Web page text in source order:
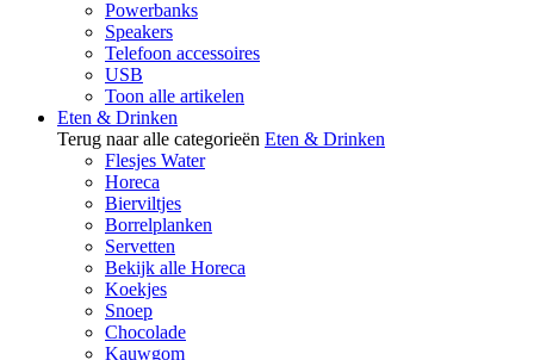
Powerbanks
Speakers
Telefoon accessoires
USB
Toon alle artikelen
Eten & Drinken
Terug naar alle categorieën Eten & Drinken
Flesjes Water
Horeca
Bierviltjes
Borrelplanken
Servetten
Bekijk alle Horeca
Koekjes
Snoep
Chocolade
Kauwgom